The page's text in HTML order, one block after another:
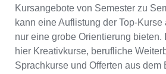
Kursangebote von Semester zu
kann eine Auflistung der Top-
nur eine grobe Orientierung bieten.
hier Kreativkurse, berufliche
Sprachkurse und Offerten aus dem